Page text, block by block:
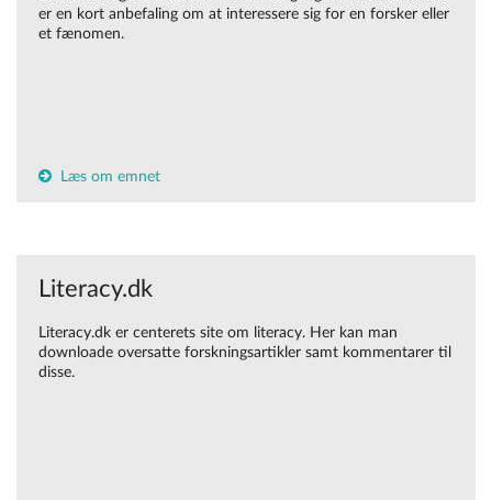
er en kort anbefaling om at interessere sig for en forsker eller
et fænomen.
Læs om emnet
Literacy.dk
Literacy.dk er centerets site om literacy. Her kan man
downloade oversatte forskningsartikler samt kommentarer til
disse.